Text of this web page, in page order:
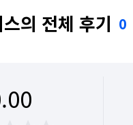
의 전체 후기 0